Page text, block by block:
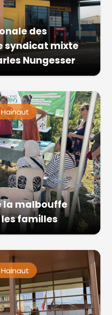
des
syndicat mixte
Nungesser
la malbouffe
familles